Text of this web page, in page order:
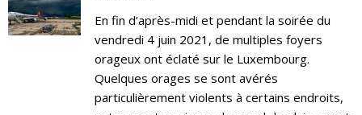
En fin d’après-midi et pendant la soirée du
vendredi 4 juin 2021, de multiples foyers
orageux ont éclaté sur le Luxembourg.
Quelques orages se sont avérés
particulièrement violents à certains endroits,